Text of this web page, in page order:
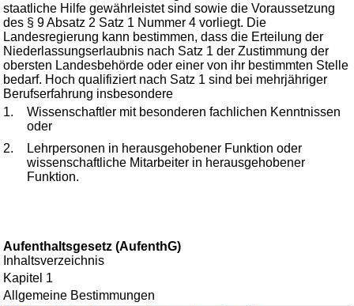
staatliche Hilfe gewährleistet sind sowie die Voraussetzung
des § 9 Absatz 2 Satz 1 Nummer 4 vorliegt. Die
Landesregierung kann bestimmen, dass die Erteilung der
Niederlassungserlaubnis nach Satz 1 der Zustimmung der
obersten Landesbehörde oder einer von ihr bestimmten Stelle
bedarf. Hoch qualifiziert nach Satz 1 sind bei mehrjähriger
Berufserfahrung insbesondere
1.
Wissenschaftler mit besonderen fachlichen Kenntnissen
oder
2.
Lehrpersonen in herausgehobener Funktion oder
wissenschaftliche Mitarbeiter in herausgehobener
Funktion.
Aufenthaltsgesetz (AufenthG)
Inhaltsverzeichnis
Kapitel 1
Allgemeine Bestimmungen